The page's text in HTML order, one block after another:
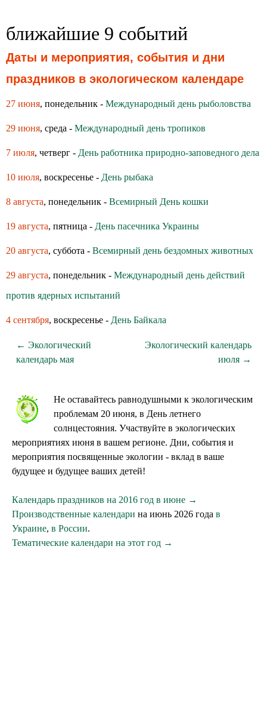
ближайшие 9 событий
Даты и мероприятия, события и дни
праздников в экологическом календаре
27 июня, понедельник - Международный день рыболовства
29 июня, среда - Международный день тропиков
7 июля, четверг - День работника природно-заповедного дела
10 июля, воскресенье - День рыбака
8 августа, понедельник - Всемирный День кошки
19 августа, пятница - День пасечника Украины
20 августа, суббота - Всемирный день бездомных животных
29 августа, понедельник - Международный день действий
против ядерных испытаний
4 сентября, воскресенье - День Байкала
← Экологический
календарь мая
Экологический календарь
июля →
Не оставайтесь равнодушными к экологическим
проблемам 20 июня, в День летнего
солнцестояния. Участвуйте в экологических
мероприятиях июня в вашем регионе. Дни, события и
мероприятия посвященные экологии - вклад в ваше
будущее и будущее ваших детей!
Календарь праздников на 2016 год в июне →
Производственные календари на июнь 2026 года в
Украине, в России.
Тематические календари на этот год →